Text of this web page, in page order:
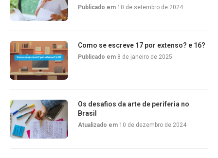
Publicado em 10 de setembro de 2024
Como se escreve 17 por extenso? e 16?
Publicado em 8 de janeiro de 2025
Os desafios da arte de periferia no
Brasil
Atualizado em 10 de dezembro de 2024